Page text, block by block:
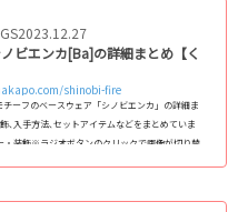
2023.12.27
ノビエンカ[Ba]の詳細まとめ【く
shinobi-fire
チーフのベースウェア「シノビエンカ」の詳細ま
､入手方法､セットアイテムなどをまとめていま
・装飾※ラジオボタンのクリックで画像が切り替
Fire ...